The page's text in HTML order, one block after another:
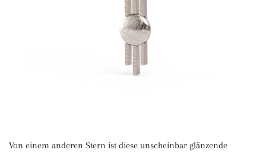
Von einem anderen Stern ist diese unscheinbar glänzende